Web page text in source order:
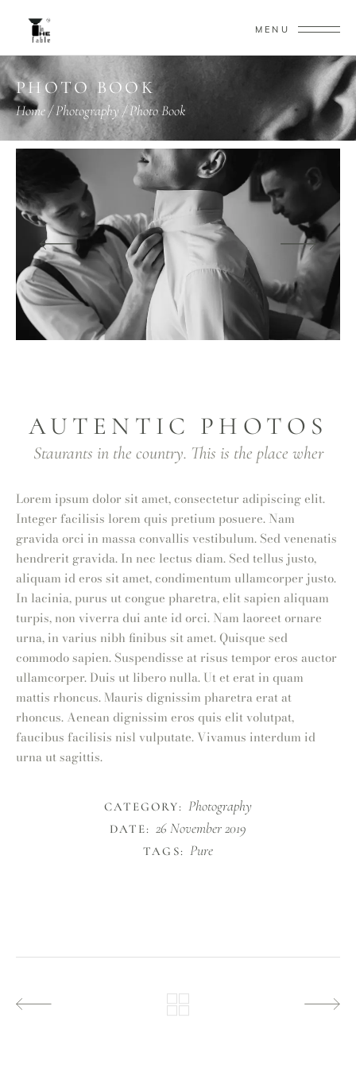
MENU
PHOTO BOOK
Home/Photography/Photo Book
AUTENTIC PHOTOS
Staurants in the country. This is the place wher
Lorem ipsum dolor sit amet, consectetur adipiscing elit.
Integer facilisis lorem quis pretium posuere. Nam
gravida orci in massa convallis vestibulum. Sed venenatis
hendrerit gravida. In nec lectus diam. Sed tellus justo,
aliquam id eros sit amet, condimentum ullamcorper justo.
In lacinia, purus ut congue pharetra, elit sapien aliquam
turpis, non viverra dui ante id orci. Nam laoreet ornare
urna, in varius nibh finibus sit amet. Quisque sed
commodo sapien. Suspendisse at risus tempor eros auctor
ullamcorper. Duis ut libero nulla. Ut et erat in quam
mattis rhoncus. Mauris dignissim pharetra erat at
rhoncus. Aenean dignissim eros quis elit volutpat,
faucibus facilisis nisl vulputate. Vivamus interdum id
urna ut sagittis.
CATEGORY: Photography
DATE: 26 November 2019
TAGS: Pure